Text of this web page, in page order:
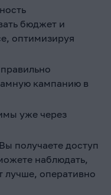
бюджет и
оптимизируя
кампанию в
уже через
получаете доступ
наблюдать,
лучше, оперативно